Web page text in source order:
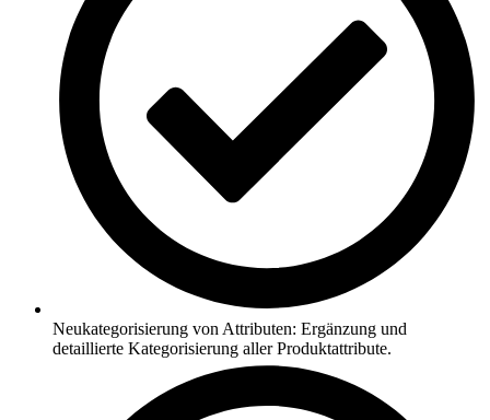
Neukategorisierung von Attributen: Ergänzung und
detaillierte Kategorisierung aller Produktattribute.